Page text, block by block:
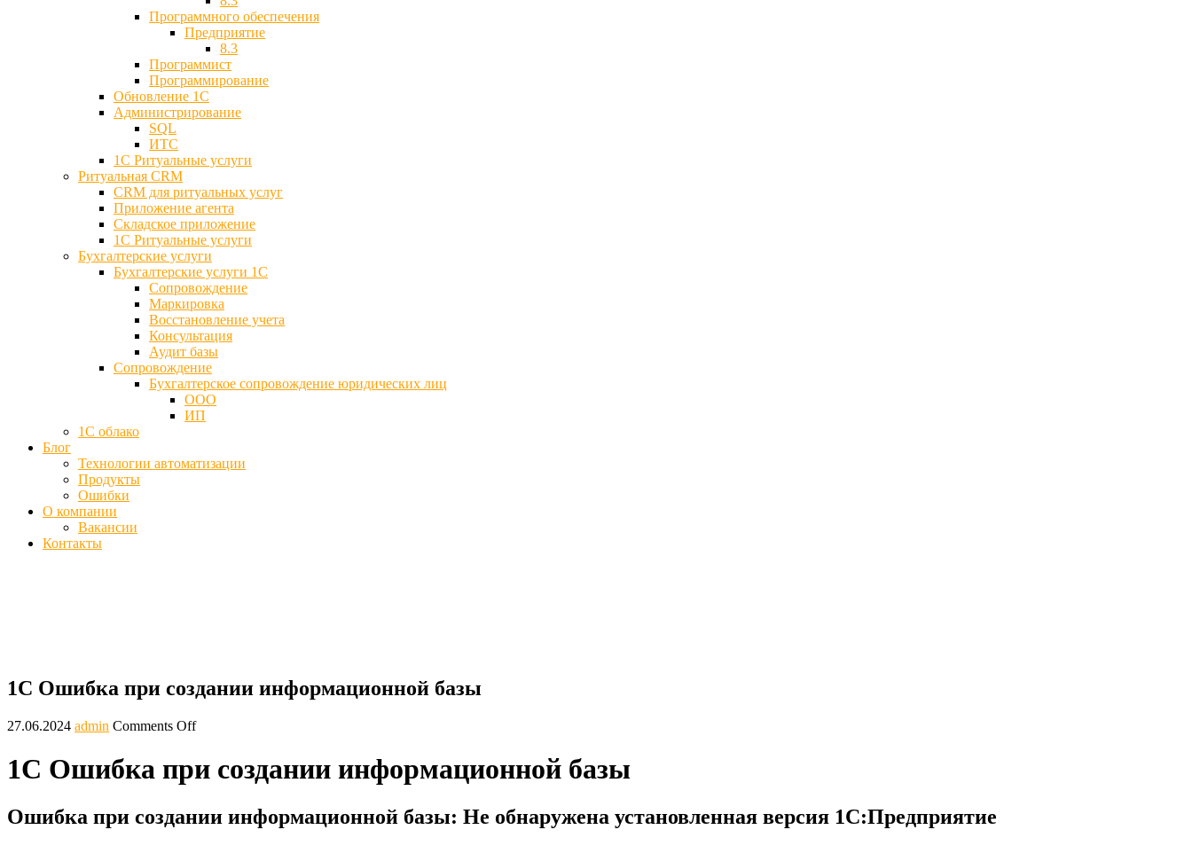
Программного обеспечения
Предприятие
8.3
Программист
Программирование
Обновление 1С
Администрирование
SQL
ИТС
1С Ритуальные услуги
Ритуальная CRM
CRM для ритуальных услуг
Приложение агента
Складское приложение
1С Ритуальные услуги
Бухгалтерские услуги
Бухгалтерские услуги 1С
Сопровождение
Маркировка
Восстановление учета
Консультация
Аудит базы
Cопровождение
Бухгалтерское сопровождение юридических лиц
ООО
ИП
1С облако
Блог
Технологии автоматизации
Продукты
Ошибки
О компании
Вакансии
Контакты
1С Ошибка при создании информационной базы
27.06.2024 admin Comments Off
1С Ошибка при создании информационной базы
Ошибка при создании информационной базы: Не обнаружена установленная версия 1С:Предприятие